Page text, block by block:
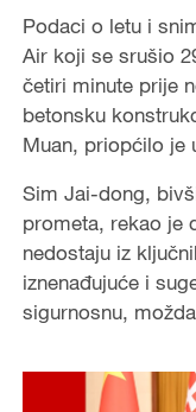
Podaci o letu i
Air koji se srušio
četiri minute prije
betonsku
Muan, priopćilo je
Sim Jai-dong,
prometa, rekao je
nedostaju iz
iznenađujuće i
sigurnosnu,